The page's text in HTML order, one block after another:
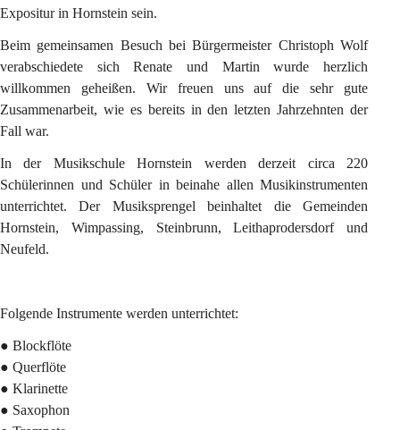
Expositur in Hornstein sein.
Beim gemeinsamen Besuch bei Bürgermeister Christoph Wolf
verabschiedete sich Renate und Martin wurde herzlich
willkommen geheißen. Wir freuen uns auf die sehr gute
Zusammenarbeit, wie es bereits in den letzten Jahrzehnten der
Fall war.
In der Musikschule Hornstein werden derzeit circa 220
Schülerinnen und Schüler in beinahe allen Musikinstrumenten
unterrichtet. Der Musiksprengel beinhaltet die Gemeinden
Hornstein, Wimpassing, Steinbrunn, Leithaprodersdorf und
Neufeld.
Folgende Instrumente werden unterrichtet:
● Blockflöte
● Querflöte
● Klarinette
● Saxophon